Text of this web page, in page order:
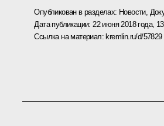
Опубликован в разделах: Новости,
Дата публикации: 22 июня 2018 года,
Ссылка на материал: kremlin.ru/d/57829